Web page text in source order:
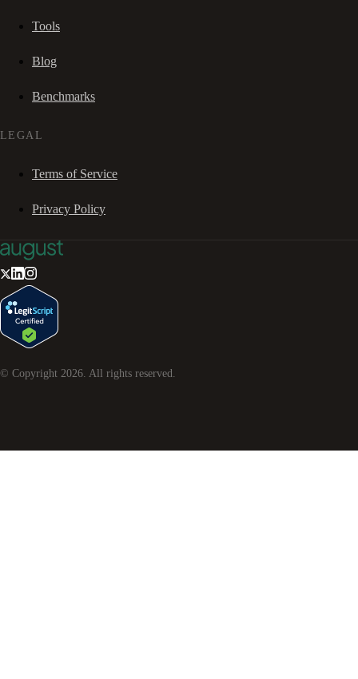
Tools
Blog
Benchmarks
LEGAL
Terms of Service
Privacy Policy
© Copyright 2026 . All rights reserved.